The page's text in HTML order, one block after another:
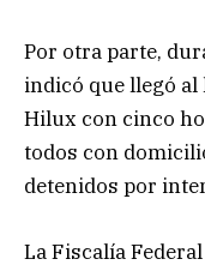
Por otra parte,
indicó que llegó
Hilux con cinco
todos con
detenidos por
La Fiscalía